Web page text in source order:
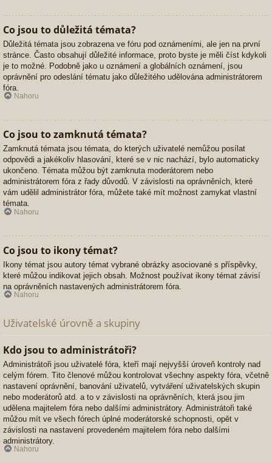
Co jsou to důležitá témata?
Důležitá témata jsou zobrazena ve fóru pod oznámeními, ale jen na první
stránce. Často obsahují důležité informace, proto byste je měli číst kdykoli
je to možné. Podobně jako u oznámení a globálních oznámení, jsou
oprávnění pro odeslání tématu jako důležitého udělována administrátorem
fóra.
Nahoru
Co jsou to zamknutá témata?
Zamknutá témata jsou témata, do kterých uživatelé nemůžou posílat
odpovědi a jakékoliv hlasování, které se v nic nachází, bylo automaticky
ukončeno. Témata můžou být zamknuta moderátorem nebo
administrátorem fóra z řady důvodů. V závislosti na oprávněních, které
vám udělil administrátor fóra, můžete také mít možnost zamykat vlastní
témata.
Nahoru
Co jsou to ikony témat?
Ikony témat jsou autory témat vybrané obrázky asociované s příspěvky,
které můžou indikovat jejich obsah. Možnost používat ikony témat závisí
na oprávněních nastavených administrátorem fóra.
Nahoru
Uživatelské úrovně a skupiny
Kdo jsou to administrátoři?
Administrátoři jsou uživatelé fóra, kteří mají nejvyšší úroveň kontroly nad
celým fórem. Tito členové můžou kontrolovat všechny aspekty fóra, včetně
nastavení oprávnění, banování uživatelů, vytváření uživatelských skupin
nebo moderátorů atd. a to v závislosti na oprávněních, která jsou jim
udělena majitelem fóra nebo dalšími administrátory. Administrátoři také
můžou mít ve všech fórech úplné moderátorské schopnosti, opět v
závislosti na nastavení provedeném majitelem fóra nebo dalšími
administrátory.
Nahoru